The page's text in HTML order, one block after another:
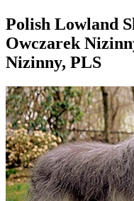
Polish Lowland
Owczarek
Nizinny, PLS